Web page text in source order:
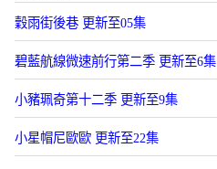
穀雨街後巷 更新至05集
碧藍航線微速前行第二季 更新至6集
小豬珮奇第十二季 更新至9集
小星帽尼歐歐 更新至22集